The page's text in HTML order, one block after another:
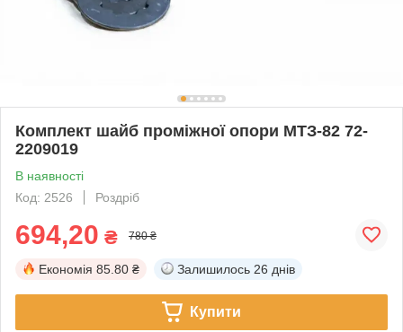
Комплект шайб проміжної опори МТЗ-82 72-
2209019
В наявності
Код: 2526
Роздріб
694,20 ₴ 780 ₴
Економія 85.80 ₴ Залишилось 26 днів
Купити